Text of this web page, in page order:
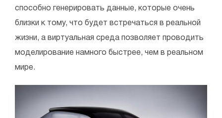
способно генерировать данные, которые очень
близки к тому, что будет встречаться в реальной
жизни, а виртуальная среда позволяет проводить
моделирование намного быстрее, чем в реальном
мире.